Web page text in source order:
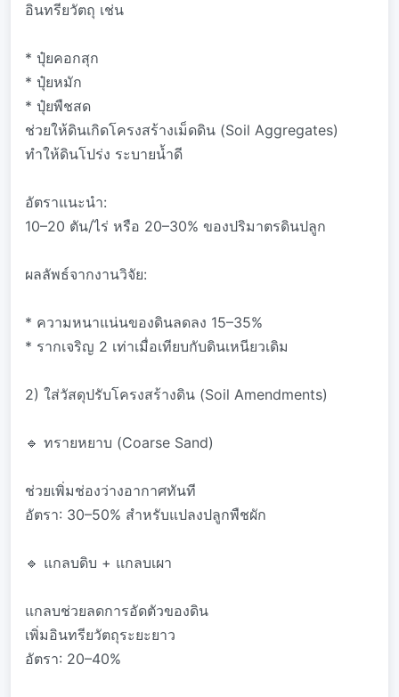
อินทรียวัตถุ เช่น
* ปุ๋ยคอกสุก
* ปุ๋ยหมัก
* ปุ๋ยพืชสด
ช่วยให้ดินเกิดโครงสร้างเม็ดดิน (Soil Aggregates)
ทำให้ดินโปร่ง ระบายน้ำดี
อัตราแนะนำ:
10–20 ตัน/ไร่ หรือ 20–30% ของปริมาตรดินปลูก
ผลลัพธ์จากงานวิจัย:
* ความหนาแน่นของดินลดลง 15–35%
* รากเจริญ 2 เท่าเมื่อเทียบกับดินเหนียวเดิม
2) ใส่วัสดุปรับโครงสร้างดิน (Soil Amendments)
🔹 ทรายหยาบ (Coarse Sand)
ช่วยเพิ่มช่องว่างอากาศทันที
อัตรา: 30–50% สำหรับแปลงปลูกพืชผัก
🔹 แกลบดิบ + แกลบเผา
แกลบช่วยลดการอัดตัวของดิน
เพิ่มอินทรียวัตถุระยะยาว
อัตรา: 20–40%